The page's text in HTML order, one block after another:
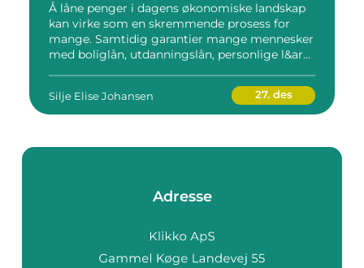
Å låne penger i dagens økonomiske landskap
kan virke som en skremmende prosess for
mange. Samtidig garantier mange mennesker
med boliglån, utdanningslån, personlige l&ar...
Silje Elise Johansen 27. des
Adresse